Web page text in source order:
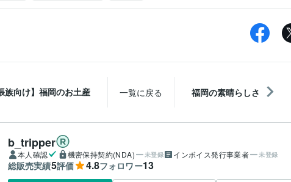
族向け】福岡のお土産 一覧に戻る 福岡の素晴らしさ
b_tripper
本人確認 機密保持契約(NDA) 未登録 インボイス発行事業者 未登録
総販売実績5評価 4.8フォロワー13